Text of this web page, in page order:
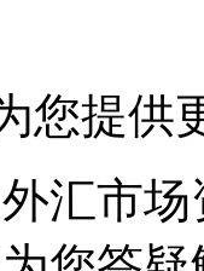
您提供
汇市